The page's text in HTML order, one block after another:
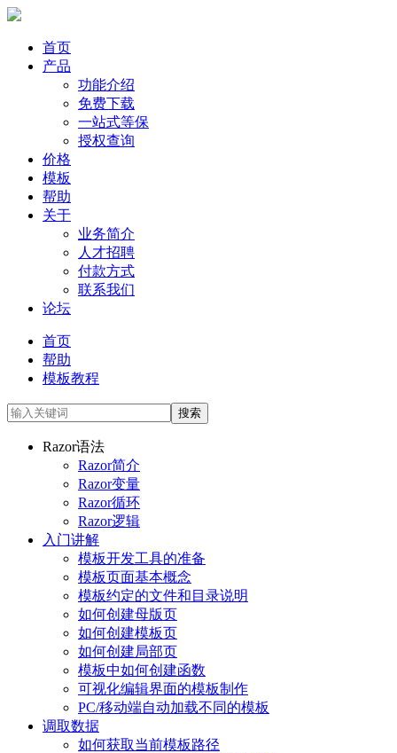
首页
产品
功能介绍
免费下载
一站式等保
授权查询
价格
模板
帮助
关于
业务简介
人才招聘
付款方式
联系我们
论坛
首页
帮助
模板教程
Razor语法
Razor简介
Razor变量
Razor循环
Razor逻辑
入门讲解
模板开发工具的准备
模板页面基本概念
模板约定的文件和目录说明
如何创建母版页
如何创建模板页
如何创建局部页
模板中如何创建函数
可视化编辑界面的模板制作
PC/移动端自动加载不同的模板
调取数据
如何获取当前模板路径